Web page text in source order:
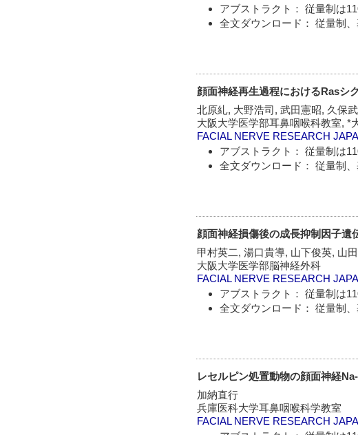
アブストラクト： 従量制は
全文ダウンロード： 従量制
顔面神経再生過程におけるRasシ
北原糺, 大野浩司, 武田憲昭, 久保
大阪大学医学部耳鼻咽喉科教室, *
FACIAL NERVE RESEARCH
アブストラクト： 従量制は
全文ダウンロード： 従量制
顔面神経損傷後の成長抑制因子遺
甲村英二, 湯口貴導, 山下俊英, 山
大阪大学医学部脳神経外科
FACIAL NERVE RESEARCH
アブストラクト： 従量制は
全文ダウンロード： 従量制
レセルピン処置動物の顔面神経
加納直行
兵庫医科大学耳鼻咽喉科学教室
FACIAL NERVE RESEARCH